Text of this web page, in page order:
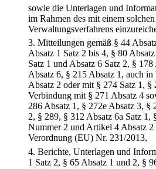
sowie die Unterlagen und
im Rahmen des mit einem
Verwaltungsverfahrens
3. Mitteilungen gemäß § 44
Absatz 1 Satz 2 bis 4, § 80
Satz 1 und Absatz 6 Satz 2, §
Absatz 6, § 215 Absatz 1, auch
Absatz 2 oder mit § 274 Satz 1, §
Verbindung mit § 271 Absatz 4
286 Absatz 1, § 272e Absatz 3, §
2, § 289, § 312 Absatz 6a Satz 1,
Nummer 2 und Artikel 4 Absatz 2
Verordnung (EU) Nr. 231/2013,
4. Berichte, Unterlagen und
1 Satz 2, § 65 Absatz 1 und 2, §